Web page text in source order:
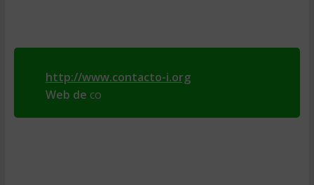
http://www.contacto-i.org
Web de co